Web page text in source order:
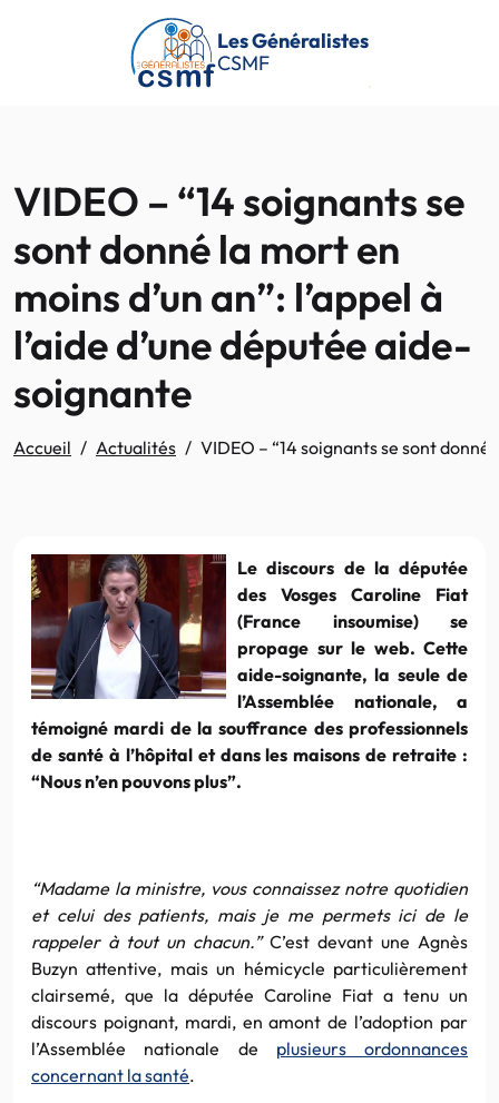
Passer au contenu principal
Les Généralistes
CSMF
VIDEO – “14 soignants se
sont donné la mort en
moins d’un an”: l’appel à
l’aide d’une députée aide-
soignante
Accueil Actualités VIDEO – “14 soignants se sont donné
Le discours de la députée
des Vosges Caroline Fiat
(France insoumise) se
propage sur le web. Cette
aide-soignante, la seule de
l’Assemblée nationale, a
témoigné mardi de la souffrance des professionnels
de santé à l’hôpital et dans les maisons de retraite :
“Nous n’en pouvons plus”.
“Madame la ministre, vous connaissez notre quotidien
et celui des patients, mais je me permets ici de le
rappeler à tout un chacun.”C’est devant une Agnès
Buzyn attentive, mais un hémicycle particulièrement
clairsemé, que la députée Caroline Fiat a tenu un
discours poignant, mardi, en amont de l’adoption par
l’Assemblée nationale de plusieurs ordonnances
concernant la santé.